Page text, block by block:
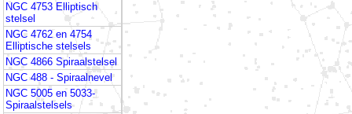
NGC 4753 Elliptisch
stelsel
NGC 4762 en 4754
Elliptische stelsels
NGC 4866 Spiraalstelsel
NGC 488 - Spiraalnevel
NGC 5005 en 5033-
Spiraalstelsels